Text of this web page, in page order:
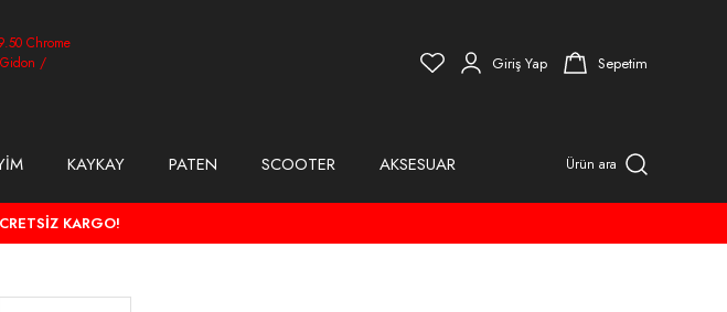
Giriş Yap Sepetim
KAYKAY PATEN SCOOTER AKSESUAR Ürün ara
KARGO!